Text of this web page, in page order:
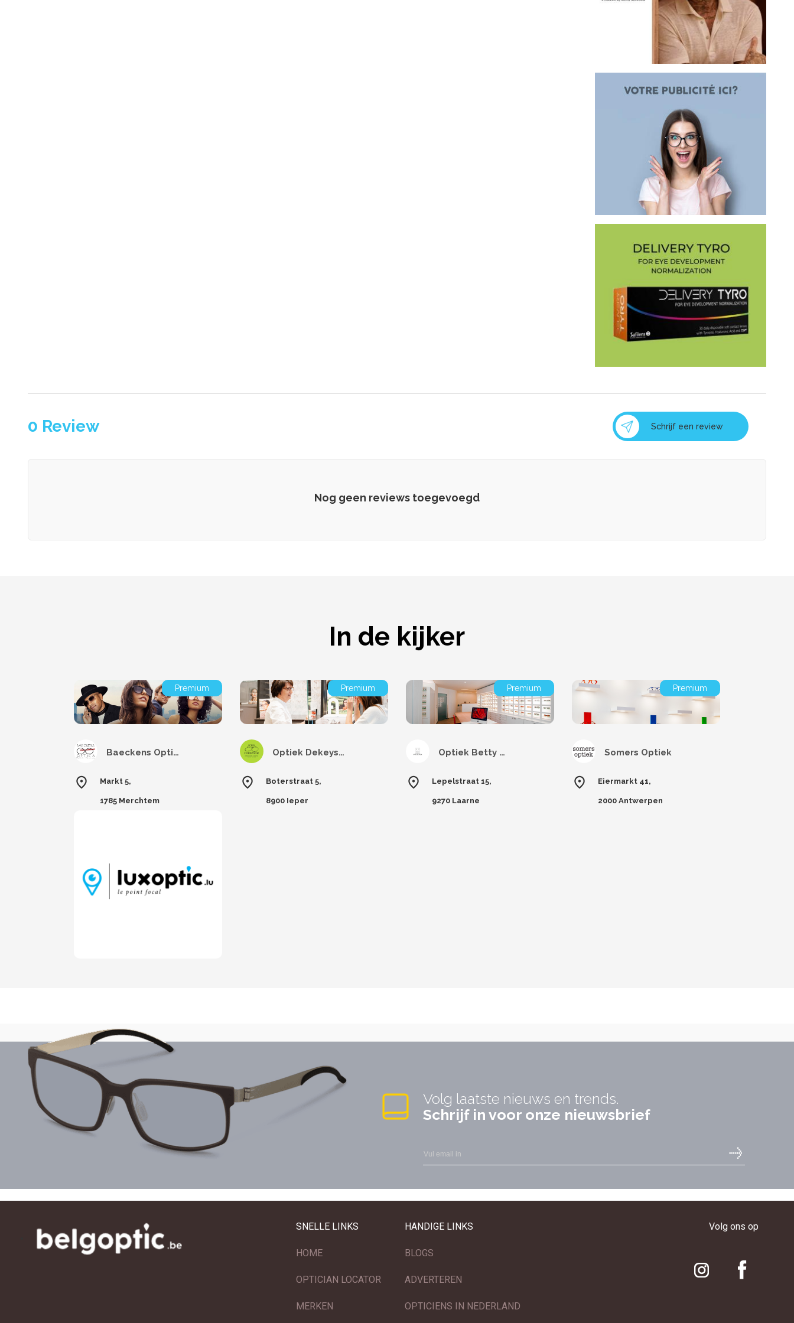
0 Review Schrijf een review
Nog geen reviews toegevoegd
In de kijker
Premium
Baeckens Optics
Markt 5,
1785 Merchtem
Premium
Optiek Dekeyser
Boterstraat 5,
8900 Ieper
Premium
Optiek Betty De Wilde
Lepelstraat 15,
9270 Laarne
Premium
Somers Optiek
Eiermarkt 41,
2000 Antwerpen
Volg laatste nieuws en trends.
Schrijf in voor onze nieuwsbrief
SNELLE LINKS
HOME
OPTICIAN LOCATOR
MERKEN
HANDIGE LINKS
BLOGS
ADVERTEREN
OPTICIENS IN NEDERLAND
Volg ons op